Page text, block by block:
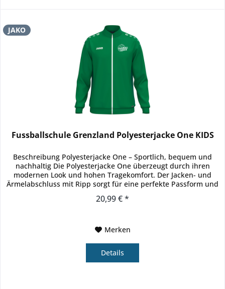
JAKO
Fussballschule Grenzland Polyesterjacke One KIDS
Beschreibung Polyesterjacke One – Sportlich, bequem und
nachhaltig Die Polyesterjacke One überzeugt durch ihren
modernen Look und hohen Tragekomfort. Der Jacken- und
Ärmelabschluss mit Ripp sorgt für eine perfekte Passform und
20,99 € *
Merken
Details